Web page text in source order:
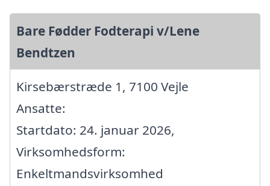
Bare Fødder Fodterapi v/Lene
Bendtzen
Kirsebærstræde 1, 7100 Vejle
Ansatte:
Startdato: 24. januar 2026,
Virksomhedsform:
Enkeltmandsvirksomhed